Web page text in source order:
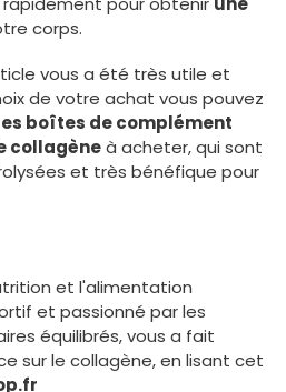
corps.
vous a été très utile et
de votre achat vous pouvez
boîtes de complément
collagèneà acheter, qui sont
et très bénéfique pour
et l'alimentation
et passionné par les
équilibrés, vous a fait
sur le collagène, en lisant cet